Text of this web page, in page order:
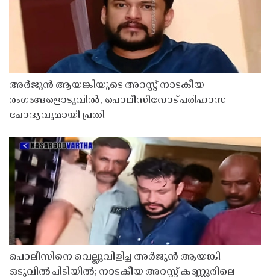
അർജുൻ ആയങ്കിയുടെ അറസ്റ്റ് നാടകീയ
രംഗങ്ങളൊടുവിൽ, പൊലീസിനോട് പരിഹാസ
ചോദ്യവുമായി പ്രതി
പൊലീസിനെ വെല്ലുവിളിച്ച അർജുൻ ആയങ്കി
ഒടുവിൽ പിടിയിൽ; നാടകീയ അറസ്റ്റ് കണ്ണൂരിലെ